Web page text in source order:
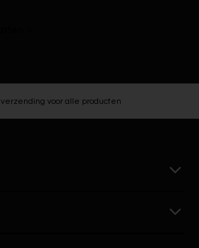
verzending voor alle producten